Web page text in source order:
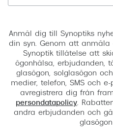
Anmäl dig till Synoptiks
din syn. Genom att
Synoptik tillåtelse att
ögonhälsa, erbjudanden,
glasögon, solglasögon
medier, telefon, SMS och
avregistrera dig från
persondatapolicy.
andra erbjudanden och